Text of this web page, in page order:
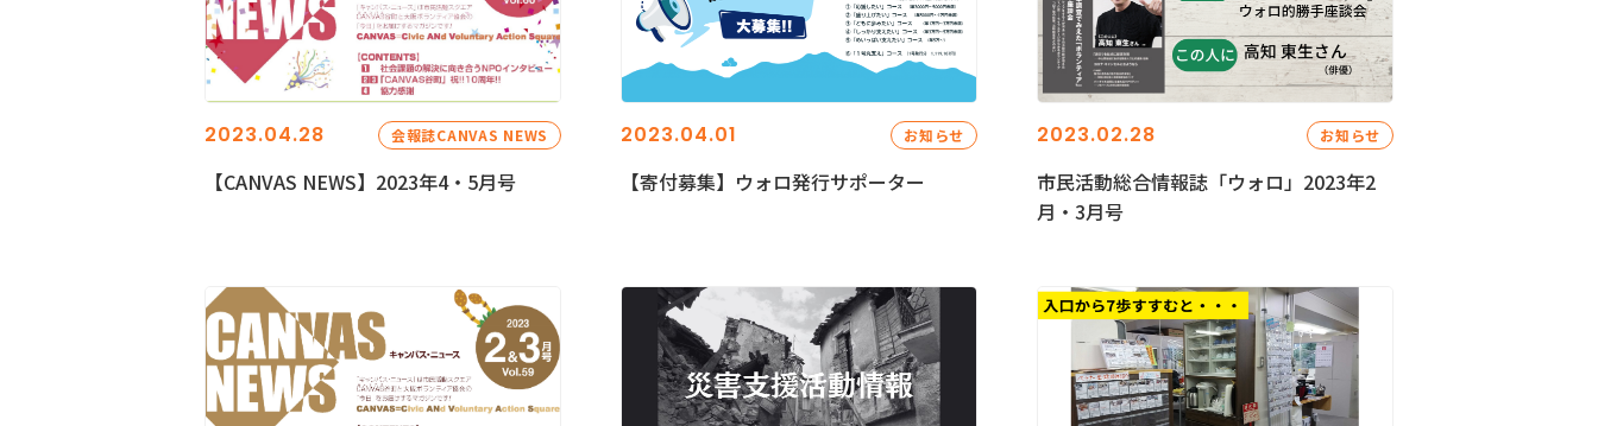
2023.04.28 会報誌CANVAS NEWS
【CANVAS NEWS】2023年4・5月号
2023.04.01 お知らせ
【寄付募集】ウォロ発行サポーター
2023.02.28 お知らせ
市民活動総合情報誌「ウォロ」2023年2
月・3月号